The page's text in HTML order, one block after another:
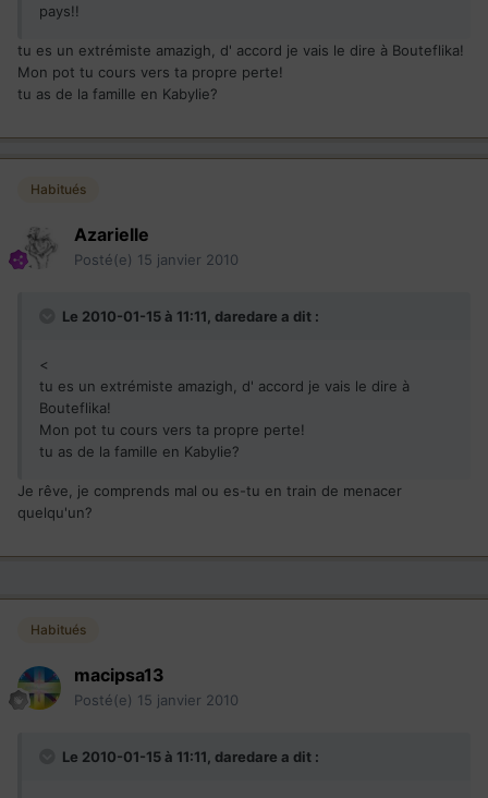
pays!!
tu es un extrémiste amazigh, d' accord je vais le dire à Bouteflika!
Mon pot tu cours vers ta propre perte!
tu as de la famille en Kabylie?
Habitués
Azarielle
Posté(e) 15 janvier 2010
Le 2010-01-15 à 11:11, daredare a dit :
<
tu es un extrémiste amazigh, d' accord je vais le dire à
Bouteflika!
Mon pot tu cours vers ta propre perte!
tu as de la famille en Kabylie?
Je rêve, je comprends mal ou es-tu en train de menacer
quelqu'un?
Habitués
macipsa13
Posté(e) 15 janvier 2010
Le 2010-01-15 à 11:11, daredare a dit :